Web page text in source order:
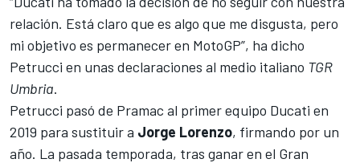
relación. Está claro que es algo que me disgusta, pero
mi objetivo es permanecer en MotoGP”, ha dicho
Petrucci en unas declaraciones al medio italiano TGR
Umbria.
Petrucci pasó de Pramac al primer equipo Ducati en
2019 para sustituir a Jorge Lorenzo, firmando por un
año. La pasada temporada, tras ganar en el Gran